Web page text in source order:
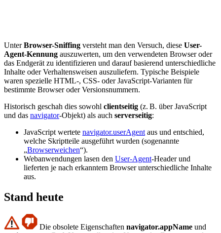
UnterBrowser-Sniffing versteht man den Versuch, diese User-
Agent-Kennung auszuwerten, um den verwendeten Browser oder
das Endgerät zu identifizieren und darauf basierend unterschiedliche
Inhalte oder Verhaltensweisen auszuliefern. Typische Beispiele
waren spezielle HTML-, CSS- oder JavaScript-Varianten für
bestimmte Browser oder Versionsnummern.
Historisch geschah dies sowohl clientseitig (z. B. über JavaScript
und das navigator-Objekt) als auch serverseitig:
JavaScript wertete navigator.userAgent aus und entschied,
welche Skriptteile ausgeführt wurden (sogenannte
„Browserweichen“).
Webanwendungen lasen den User-Agent-Header und
lieferten je nach erkanntem Browser unterschiedliche Inhalte
aus.
Stand heute
Die obsolete Eigenschaften navigator.appName und